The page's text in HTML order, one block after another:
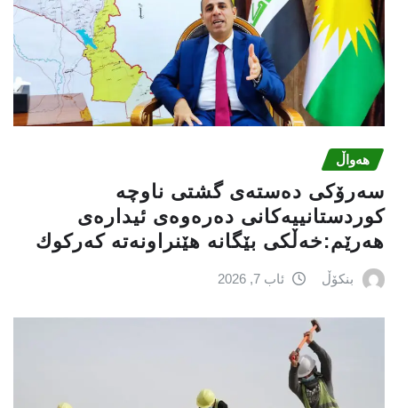
هەواڵ
سه‌رۆكی دەستەی گشتی ناوچە
كوردستانییەكانی دەرەوەی ئیدارەی
هەرێم:خه‌ڵكی بێگانه‌ هێنراونه‌ته‌ كه‌ركوك
بنکۆڵ ئاب 7, 2026